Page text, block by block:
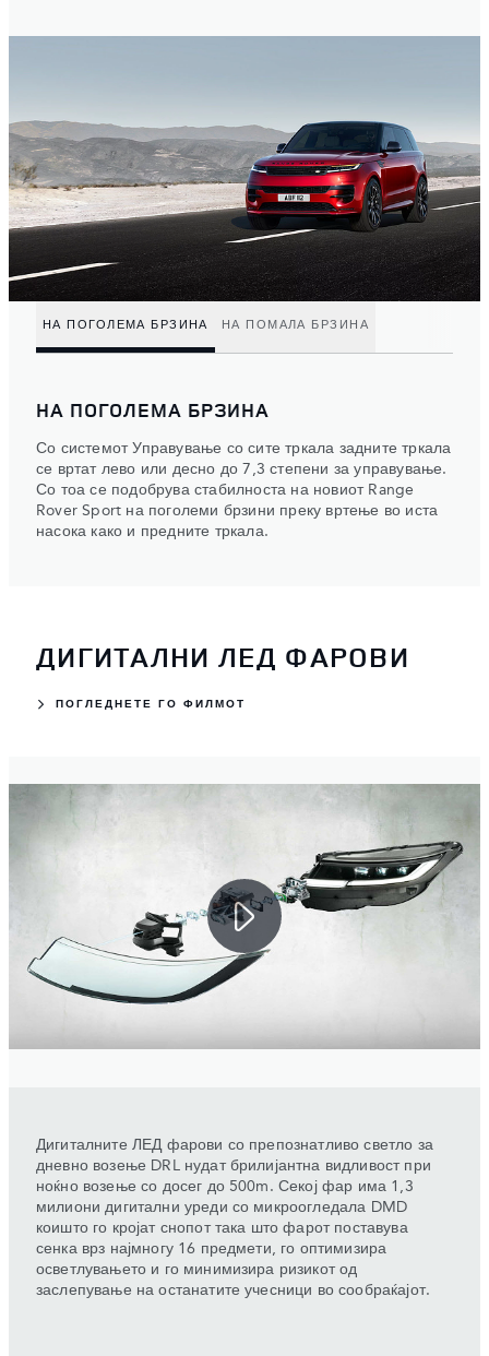
НА ПОГОЛЕМА БРЗИНА НА ПОМАЛА БРЗИНА
НА ПОГОЛЕМА БРЗИНА
Со системот Управување со сите тркала задните тркала
се вртат лево или десно до 7,3 степени за управување.
Со тоа се подобрува стабилноста на новиот Range
Rover Sport на поголеми брзини преку вртење во иста
насока како и предните тркала.
ДИГИТАЛНИ ЛЕД ФАРОВИ
ПОГЛЕДНЕТЕ ГО ФИЛМОТ
Дигиталните ЛЕД фарови со препознатливо светло за
дневно возење DRL нудат брилијантна видливост при
ноќно возење со досег до 500m. Секој фар има 1,3
милиони дигитални уреди со микроогледала DMD
коишто го кројат снопот така што фарот поставува
сенка врз најмногу 16 предмети, го оптимизира
осветлувањето и го минимизира ризикот од
заслепување на останатите учесници во сообраќајот.